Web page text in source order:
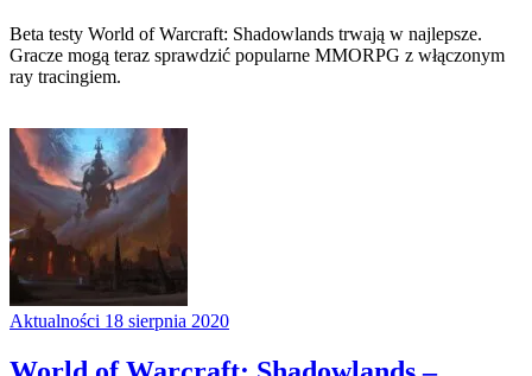
Beta testy World of Warcraft: Shadowlands trwają w najlepsze.
Gracze mogą teraz sprawdzić popularne MMORPG z włączonym
ray tracingiem.
Aktualności 18 sierpnia 2020